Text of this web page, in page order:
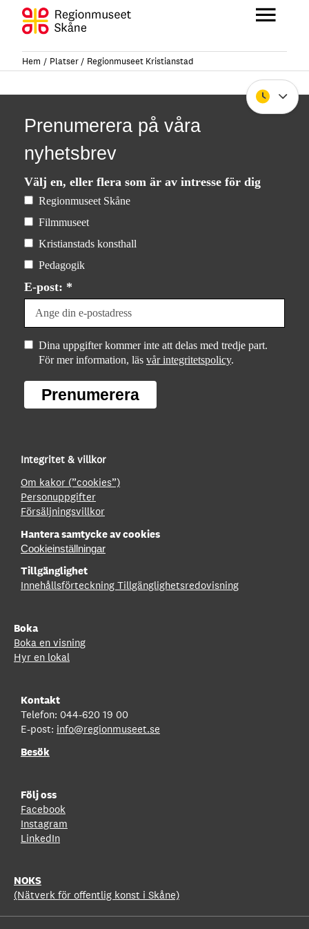
Hoppa
innehåll
Stäng
Hem Platser Regionmuseet Kristianstad
Prenumerera på våra
nyhetsbrev
Välj en, eller flera som är av intresse för dig
Regionmuseet Skåne
Filmmuseet
Kristianstads konsthall
Pedagogik
E-post: *
Dina uppgifter kommer inte att delas med tredje part.
För mer information, läs vår integritetspolicy.
Prenumerera
Integritet & villkor
Om kakor (”cookies”)
Personuppgifter
Försäljningsvillkor
Hantera samtycke av cookies
Cookieinställningar
Tillgänglighet
Innehållsförteckning Tillgänglighetsredovisning
Boka
Boka en visning
Hyr en lokal
Kontakt
Telefon: 044-620 19 00
E-post: info@regionmuseet.se
Besök
Följ oss
Facebook
Instagram
LinkedIn
NOKS
(Nätverk för offentlig konst i Skåne)